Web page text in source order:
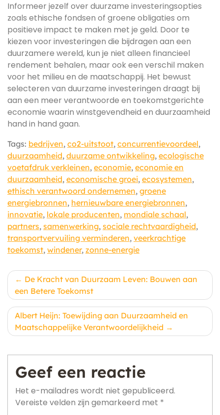
Informeer jezelf over duurzame investeringsopties
zoals ethische fondsen of groene obligaties om
positieve impact te maken met je geld. Door te
kiezen voor investeringen die bijdragen aan een
duurzamere wereld, kun je niet alleen financieel
rendement behalen, maar ook een verschil maken
voor het milieu en de maatschappij. Het bewust
selecteren van duurzame investeringen draagt bij
aan een meer verantwoorde en toekomstgerichte
economie waarin winstgevendheid en duurzaamheid
hand in hand gaan.
Tags: bedrijven, co2-uitstoot, concurrentievoordeel,
duurzaamheid, duurzame ontwikkeling, ecologische
voetafdruk verkleinen, economie, economie en
duurzaamheid, economische groei, ecosystemen,
ethisch verantwoord ondernemen, groene
energiebronnen, hernieuwbare energiebronnen,
innovatie, lokale producenten, mondiale schaal,
partners, samenwerking, sociale rechtvaardigheid,
transportvervuiling verminderen, veerkrachtige
toekomst, windener, zonne-energie
Berichtnavigatie
De Kracht van Duurzaam Leven: Bouwen aan
een Betere Toekomst
Albert Heijn: Toewijding aan Duurzaamheid en
Maatschappelijke Verantwoordelijkheid
Geef een reactie
Het e-mailadres wordt niet gepubliceerd.
Vereiste velden zijn gemarkeerd met *